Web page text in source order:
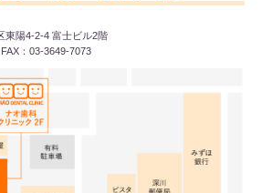
東陽4-2-4 富士ビル2階
：03-3649-7073